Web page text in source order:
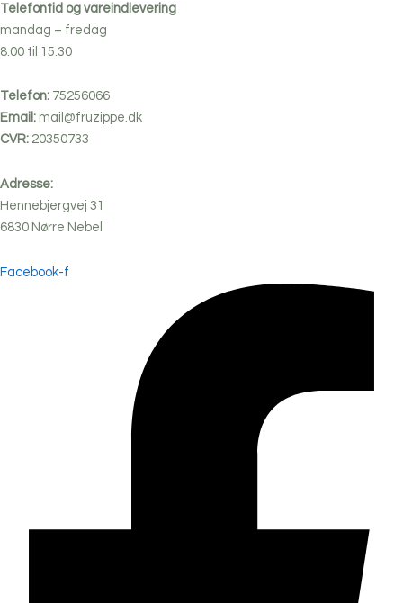
Telefontid og vareindlevering
mandag – fredag
8.00 til 15.30
Telefon: 75256066
Email: mail@fruzippe.dk
CVR: 20350733
Adresse:
Hennebjergvej 31
6830 Nørre Nebel
Facebook-f